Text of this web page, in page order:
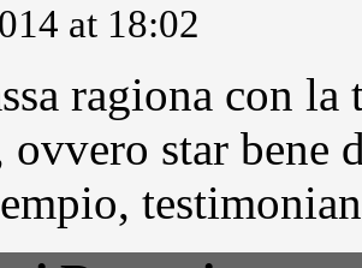
at 18:02
ragiona con
ovvero star